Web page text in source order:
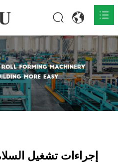


إجراءات تشغيل